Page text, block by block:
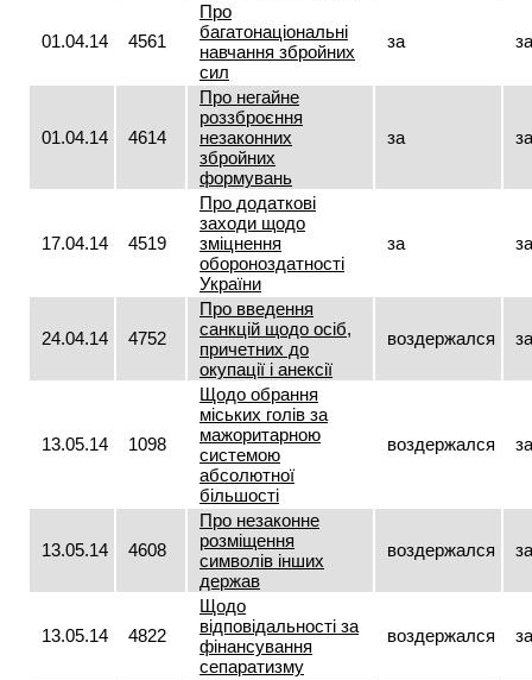
01.04.14 4561
Про
багатонаціональні
навчання збройних
сил
за за
01.04.14 4614
Про негайне
роззброєння
незаконних
збройних
формувань
за за
17.04.14 4519
Про додаткові
заходи щодо
зміцнення
обороноздатності
України
за за
24.04.14 4752
Про введення
санкцій щодо осіб,
причетних до
окупації і анексії
воздержался за
13.05.14 1098
Щодо обрання
міських голів за
мажоритарною
системою
абсолютної
більшості
воздержался за
13.05.14 4608
Про незаконне
розміщення
символів інших
держав
воздержался за
13.05.14 4822
Щодо
відповідальності за
фінансування
сепаратизму
воздержался за